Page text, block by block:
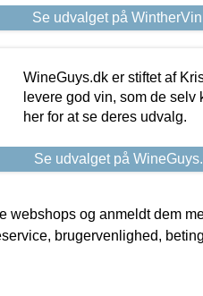
Se udvalget på
WineGuys.dk er stiftet af
levere god vin, som de
her for at se deres udvalg.
Se udvalget på
og anmeldt dem
brugervenlighed,